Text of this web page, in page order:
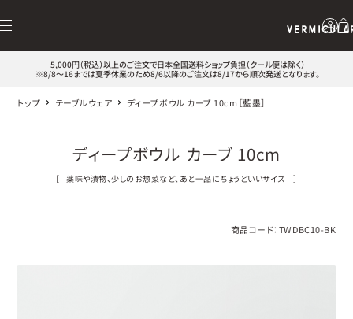
5,000円（税込）以上のご注文で日本全国送料ショップ負担（クール便は除く）
※8/8～16までは夏季休業のため8/6以降のご注文は8/17から順次発送となります。
トップ テーブルウェア ディープボウル カーブ 10cm［藍墨］
ディープボウル カーブ 10cm
［ 薬味や漬物、少しのお惣菜など、あと一品にちょうどいいサイズ ］
商品コード： TWDBC10-BK